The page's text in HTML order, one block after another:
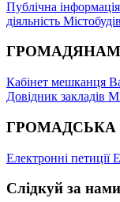
Публічна інформація
діяльність
ГРОМАДЯНАМ
Кабінет мешканця
Довідник закладів
ГРОМАДСЬКА
Електронні петиції
Слідкуй за